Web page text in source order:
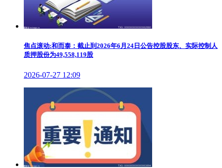
焦点滚动:和而泰：截止到2026年6月24日公告控股股东、实际控制人
质押股份为49,558,119股
2026-07-27 12:09